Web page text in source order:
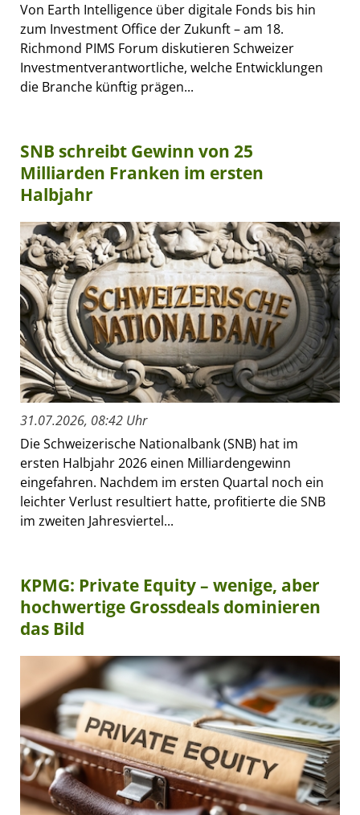
Von Earth Intelligence über digitale Fonds bis hin
zum Investment Office der Zukunft – am 18.
Richmond PIMS Forum diskutieren Schweizer
Investmentverantwortliche, welche Entwicklungen
die Branche künftig prägen...
SNB schreibt Gewinn von 25
Milliarden Franken im ersten
Halbjahr
31.07.2026, 08:42 Uhr
Die Schweizerische Nationalbank (SNB) hat im
ersten Halbjahr 2026 einen Milliardengewinn
eingefahren. Nachdem im ersten Quartal noch ein
leichter Verlust resultiert hatte, profitierte die SNB
im zweiten Jahresviertel...
KPMG: Private Equity – wenige, aber
hochwertige Grossdeals dominieren
das Bild